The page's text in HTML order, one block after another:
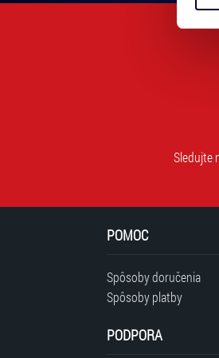
s
stranami.
Sledujte
POMOC
Spôsoby doručenia
Spôsoby platby
PODPORA